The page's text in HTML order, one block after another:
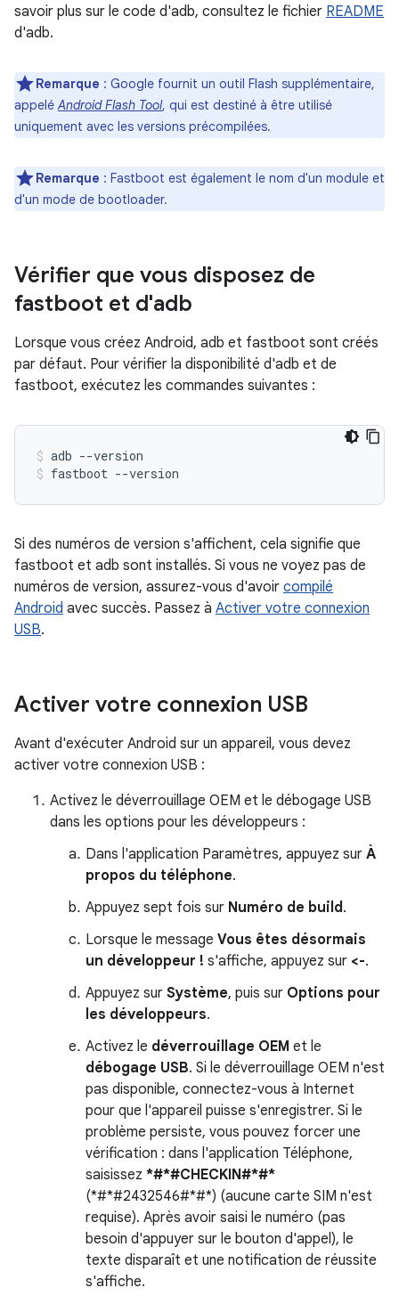
savoir plus sur le code d'adb, consultez le fichier README
d'adb.
Remarque : Google fournit un outil Flash supplémentaire,
appeléAndroid Flash Tool, qui est destiné à être utilisé
uniquement avec les versions précompilées.
Remarque : Fastboot est également le nom d'un module et
d'un mode de bootloader.
Vérifier que vous disposez de
fastboot et d'adb
Lorsque vous créez Android, adb et fastboot sont créés
par défaut. Pour vérifier la disponibilité d'adb et de
fastboot, exécutez les commandes suivantes :
adb --version
fastboot --version
Si des numéros de version s'affichent, cela signifie que
fastboot et adb sont installés. Si vous ne voyez pas de
numéros de version, assurez-vous d'avoir compilé
Android avec succès. Passez à Activer votre connexion
USB.
Activer votre connexion USB
Avant d'exécuter Android sur un appareil, vous devez
activer votre connexion USB :
Activez le déverrouillage OEM et le débogage USB
dans les options pour les développeurs :
Dans l'application Paramètres, appuyez sur À
propos du téléphone.
Appuyez sept fois sur Numéro de build.
Lorsque le message Vous êtes désormais
un développeur ! s'affiche, appuyez sur <-.
Appuyez sur Système, puis sur Options pour
les développeurs.
Activez le déverrouillage OEM et le
débogage USB. Si le déverrouillage OEM n'est
pas disponible, connectez-vous à Internet
pour que l'appareil puisse s'enregistrer. Si le
problème persiste, vous pouvez forcer une
vérification : dans l'application Téléphone,
saisissez *#*#CHECKIN#*#*
(*#*#2432546#*#*) (aucune carte SIM n'est
requise). Après avoir saisi le numéro (pas
besoin d'appuyer sur le bouton d'appel), le
texte disparaît et une notification de réussite
s'affiche.